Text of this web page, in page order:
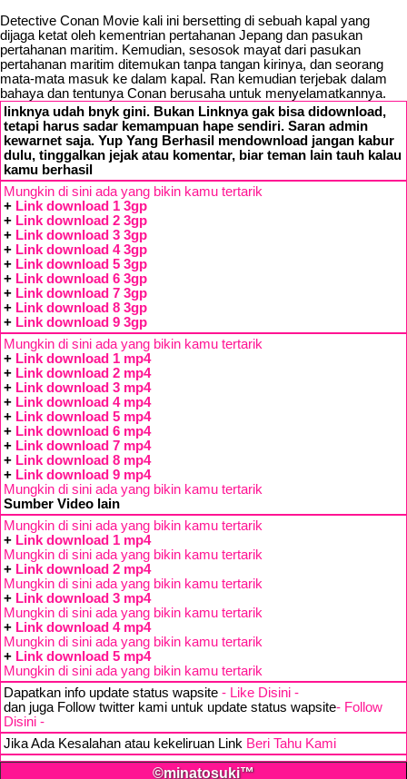
Detective Conan Movie kali ini bersetting di sebuah kapal yang
dijaga ketat oleh kementrian pertahanan Jepang dan pasukan
pertahanan maritim. Kemudian, sesosok mayat dari pasukan
pertahanan maritim ditemukan tanpa tangan kirinya, dan seorang
mata-mata masuk ke dalam kapal. Ran kemudian terjebak dalam
bahaya dan tentunya Conan berusaha untuk menyelamatkannya.
linknya udah bnyk gini. Bukan Linknya gak bisa didownload,
tetapi harus sadar kemampuan hape sendiri. Saran admin
kewarnet saja. Yup Yang Berhasil mendownload jangan kabur
dulu, tinggalkan jejak atau komentar, biar teman lain tauh kalau
kamu berhasil
Mungkin di sini ada yang bikin kamu tertarik
+ Link download 1 3gp
+ Link download 2 3gp
+ Link download 3 3gp
+ Link download 4 3gp
+ Link download 5 3gp
+ Link download 6 3gp
+ Link download 7 3gp
+ Link download 8 3gp
+ Link download 9 3gp
Mungkin di sini ada yang bikin kamu tertarik
+ Link download 1 mp4
+ Link download 2 mp4
+ Link download 3 mp4
+ Link download 4 mp4
+ Link download 5 mp4
+ Link download 6 mp4
+ Link download 7 mp4
+ Link download 8 mp4
+ Link download 9 mp4
Mungkin di sini ada yang bikin kamu tertarik
Sumber Video lain
Mungkin di sini ada yang bikin kamu tertarik
+ Link download 1 mp4
Mungkin di sini ada yang bikin kamu tertarik
+ Link download 2 mp4
Mungkin di sini ada yang bikin kamu tertarik
+ Link download 3 mp4
Mungkin di sini ada yang bikin kamu tertarik
+ Link download 4 mp4
Mungkin di sini ada yang bikin kamu tertarik
+ Link download 5 mp4
Mungkin di sini ada yang bikin kamu tertarik
Dapatkan info update status wapsite - Like Disini -
dan juga Follow twitter kami untuk update status wapsite- Follow
Disini -
Jika Ada Kesalahan atau kekeliruan Link Beri Tahu Kami
©minatosuki™